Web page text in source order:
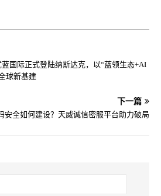
国际正式登陆纳斯达克，以“蓝领生态+AI
球新基建
下一篇
安全如何建设？天威诚信密服平台助力破局